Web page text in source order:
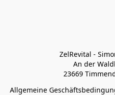
ZelRevital -
An der
23669
Allgemeine